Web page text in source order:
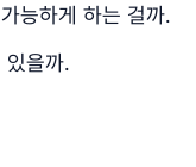
능하게 하는 걸까.
있을까.